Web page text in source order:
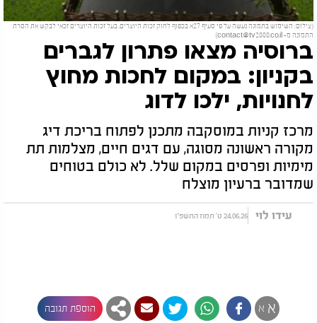
(צילום: השימוש בתמונה נעשה על פי סעיף 27א בכפוף לחוק זכות היוצרים. בעל זכות היוצרים זכאי לבקש את הסרת
התמונה מ-contact@tv2000.co.il
)
ברוסיה מצאו פתרון לגברים
בקניון: במקום לחכות מחוץ
לחנויות, ילכו לדוג
מרכז קניות במוסקבה מתכנן לפתוח בריכת דיג
מקורה ראשונה מסוגה, עם דגים חיים, מצלמות תת
מימיות ופרסים במקום שלל. לא כולם בטוחים
שמדובר ברעיון מוצלח
עידו לוי 24.06.26 ט' תמוז התשפ"ו
א א הוספת תגובה